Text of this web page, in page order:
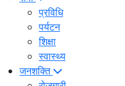
प्रविधि
पर्यटन
शिक्षा
स्वास्थ्य
जनशक्ति